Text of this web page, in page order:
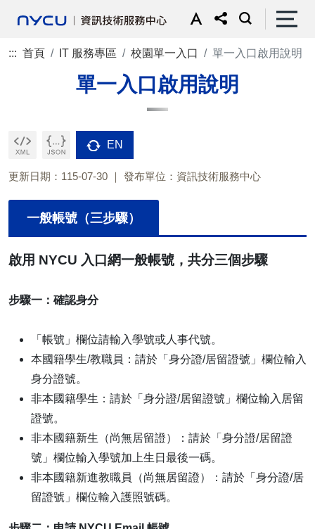
::: 首頁 IT 服務專區 校園單一入口 單一入口啟用說明
單一入口啟用說明
EN
更新日期：115-07-30 發布單位：資訊技術服務中心
一般帳號（三步驟）
啟用 NYCU 入口網一般帳號，共分三個步驟
步驟一：確認身分
「帳號」欄位請輸入學號或人事代號。
本國籍學生/教職員：請於「身分證/居留證號」欄位輸入
身分證號。
非本國籍學生：請於「身分證/居留證號」欄位輸入居留
證號。
非本國籍新生（尚無居留證）：請於「身分證/居留證
號」欄位輸入學號加上生日最後一碼。
非本國籍新進教職員（尚無居留證）：請於「身分證/居
留證號」欄位輸入護照號碼。